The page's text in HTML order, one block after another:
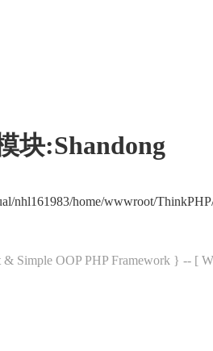
块:Shandong
nhl161983/home/wwwroot/
& Simple OOP PHP Framework } -- [